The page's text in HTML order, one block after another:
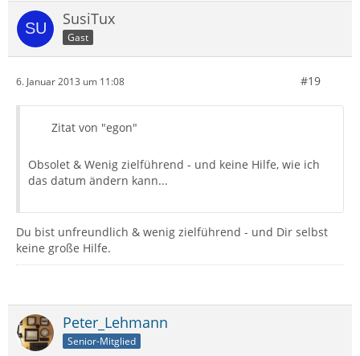
SusiTux
Gast
6. Januar 2013 um 11:08 #19
Zitat von "egon"
Obsolet & Wenig zielführend - und keine Hilfe, wie ich
das datum ändern kann...
Du bist unfreundlich & wenig zielführend - und Dir selbst
keine große Hilfe.
Peter_Lehmann
Senior-Mitglied